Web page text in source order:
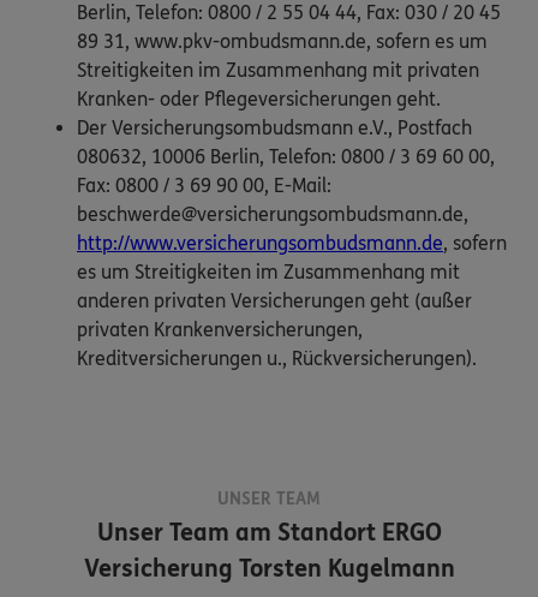
Berlin, Telefon: 0800 / 2 55 04 44, Fax: 030 / 20 45
89 31, www.pkv-ombudsmann.de, sofern es um
Streitigkeiten im Zusammenhang mit privaten
Kranken- oder Pflegeversicherungen geht.
Der Versicherungsombudsmann e.V., Postfach
080632, 10006 Berlin, Telefon: 0800 / 3 69 60 00,
Fax: 0800 / 3 69 90 00, E-Mail:
beschwerde@versicherungsombudsmann.de,
http://www.versicherungsombudsmann.de, sofern
es um Streitigkeiten im Zusammenhang mit
anderen privaten Versicherungen geht (außer
privaten Krankenversicherungen,
Kreditversicherungen u., Rückversicherungen).
UNSER TEAM
Unser Team am StandortERGO
Versicherung Torsten Kugelmann